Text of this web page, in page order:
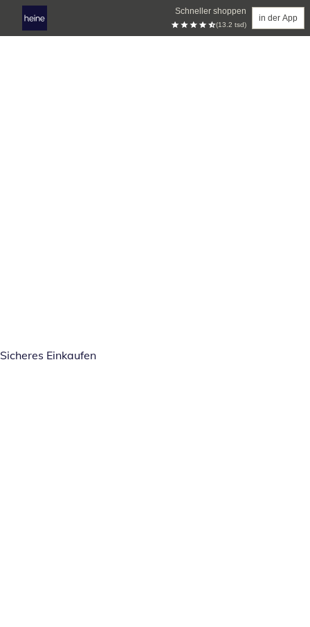
Schneller shoppen
(13.2 tsd)
in der App
Sicheres Einkaufen